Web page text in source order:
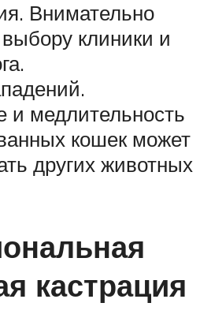
Внимательно
клиники и
и медлительность
кошек может
других животных
кастрация